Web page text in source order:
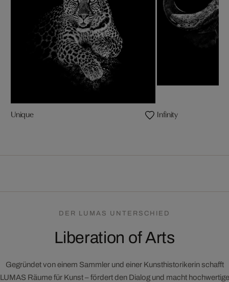
Unique Infinity
DER LUMAS UNTERSCHIED
Liberation of Arts
Gegründet von einem Sammler und einer Kunsthistorikerin schafft
LUMAS Räume für Kunst – fördert den Dialog und macht hochwertige